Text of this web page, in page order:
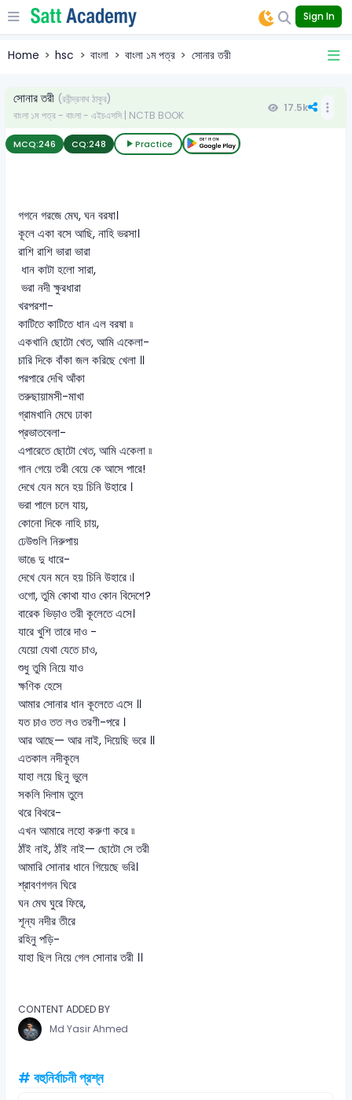
Sign In
Home hsc বাংলা বাংলা ১ম পত্র সোনার তরী
সোনার তরী (রবীন্দ্রনাথ ঠাকুর)
বাংলা ১ম পত্র - বাংলা - এইচএসসি | NCTB BOOK
17.5k
MCQ:246 CQ:248 Practice
গগনে গরজে মেঘ, ঘন বরষা।
কূলে একা বসে আছি, নাহি ভরসা।
রাশি রাশি ভারা ভারা
ধান কাটা হলো সারা,
ভরা নদী ক্ষুরধারা
খরপরশা-
কাটিতে কাটিতে ধান এল বরষা ৷৷
একখানি ছোটো খেত, আমি একেলা-
চারি দিকে বাঁকা জল করিছে খেলা ॥
পরপারে দেখি আঁকা
তরুছায়ামসী-মাখা
গ্রামখানি মেঘে ঢাকা
প্রভাতবেলা-
এপারেতে ছোটো খেত, আমি একেলা ৷৷
গান গেয়ে তরী বেয়ে কে আসে পারে!
দেখে যেন মনে হয় চিনি উহারে ।
ভরা পালে চলে যায়,
কোনো দিকে নাহি চায়,
ঢেউগুলি নিরুপায়
ভাঙে দু ধারে-
দেখে যেন মনে হয় চিনি উহারে ৷।
ওগো, তুমি কোথা যাও কোন বিদেশে?
বারেক ভিড়াও তরী কূলেতে এসে।
যারে খুশি তারে দাও -
যেয়ো যেথা যেতে চাও,
শুধু তুমি নিয়ে যাও
ক্ষণিক হেসে
আমার সোনার ধান কূলেতে এসে ॥
যত চাও তত লও তরণী-পরে ।
আর আছে— আর নাই, দিয়েছি ভরে ॥
এতকাল নদীকূলে
যাহা লয়ে ছিনু ভুলে
সকলি দিলাম তুলে
থরে বিথরে-
এখন আমারে লহো করুণা করে ৷৷
ঠাঁই নাই, ঠাঁই নাই— ছোটো সে তরী
আমারি সোনার ধানে গিয়েছে ভরি।
শ্রাবণগগন ঘিরে
ঘন মেঘ ঘুরে ফিরে,
শূন্য নদীর তীরে
রহিনু পড়ি-
যাহা ছিল নিয়ে গেল সোনার তরী ।।
CONTENT ADDED BY
Md Yasir Ahmed
# বহুনির্বাচনী প্রশ্ন